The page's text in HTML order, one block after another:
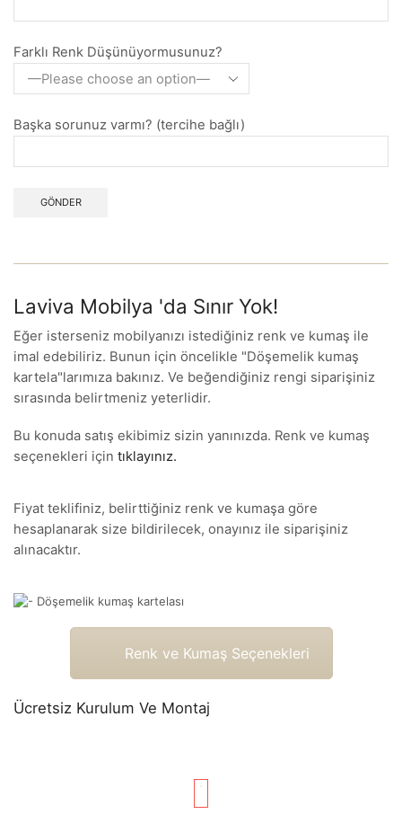
Farklı Renk Düşünüyormusunuz?
Başka sorunuz varmı? (tercihe bağlı)
Laviva Mobilya 'da Sınır Yok!
Eğer isterseniz mobilyanızı istediğiniz renk ve kumaş ile
imal edebiliriz. Bunun için öncelikle "Döşemelik kumaş
kartela"larımıza bakınız. Ve beğendiğiniz rengi siparişiniz
sırasında belirtmeniz yeterlidir.
Bu konuda satış ekibimiz sizin yanınızda. Renk ve kumaş
seçenekleri için tıklayınız.
Fiyat teklifiniz, belirttiğiniz renk ve kumaşa göre
hesaplanarak size bildirilecek, onayınız ile siparişiniz
alınacaktır.
Renk ve Kumaş Seçenekleri
Ücretsiz Kurulum Ve Montaj